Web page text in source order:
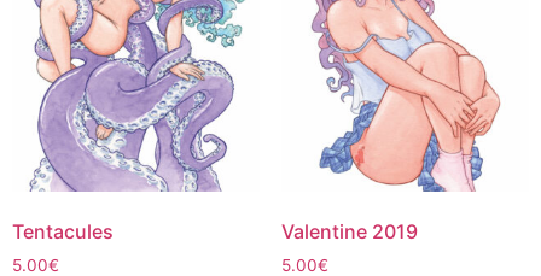
Tentacules
5.00€
Valentine 2019
5.00€